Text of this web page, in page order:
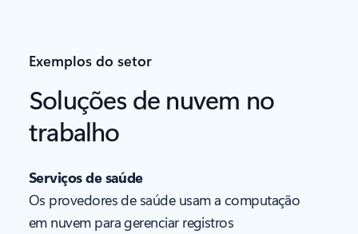
Exemplos do setor
Soluções de nuvem no
trabalho
Serviços de saúde
Os provedores de saúde usam a computação
em nuvem para gerenciar registros